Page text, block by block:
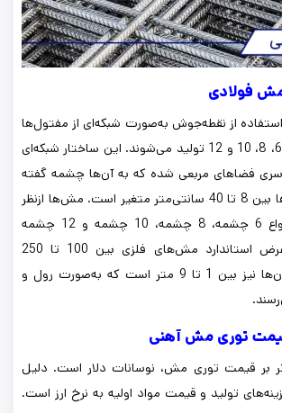
فولادی
از نقطه‌جوش به‌صورت شبکه‌ای از مفتول‌ها
یا میلگردهای سایز 6، 8، 10 و 12 تولید می‌شوند. این ساختار شبکه‌ای
فضاهای مربعی شده که به آن‌ها چشمه گفته
می‌شود و ابعاد آن‌ها بین 8 تا 40 سانتی‌متر متغیر است. مش‌ها ازنظر
تعداد چشمه به انواع 6 چشمه، 8 چشمه، 10 چشمه و 12 چشمه
تقسیم می‌شوند. عرض استاندارد مش‌های فلزی بین 100 تا 250
سانتی‌متر و طول آن‌ها نیز بین 1 تا 9 متر است که به‌صورت رول و
توری مش آهنی
بر قیمت توری مش، نوسانات دلار است. دلیل
تولید و قیمت مواد اولیه به نرخ ارز است.